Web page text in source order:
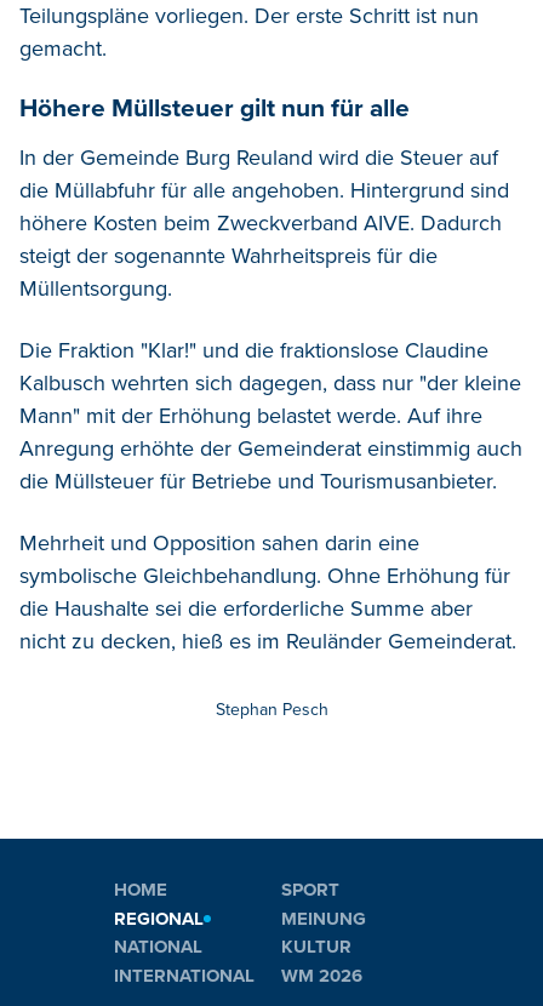
Teilungspläne vorliegen. Der erste Schritt ist nun
gemacht.
Höhere Müllsteuer gilt nun für alle
In der Gemeinde Burg Reuland wird die Steuer auf
die Müllabfuhr für alle angehoben. Hintergrund sind
höhere Kosten beim Zweckverband AIVE. Dadurch
steigt der sogenannte Wahrheitspreis für die
Müllentsorgung.
Die Fraktion "Klar!" und die fraktionslose Claudine
Kalbusch wehrten sich dagegen, dass nur "der kleine
Mann" mit der Erhöhung belastet werde. Auf ihre
Anregung erhöhte der Gemeinderat einstimmig auch
die Müllsteuer für Betriebe und Tourismusanbieter.
Mehrheit und Opposition sahen darin eine
symbolische Gleichbehandlung. Ohne Erhöhung für
die Haushalte sei die erforderliche Summe aber
nicht zu decken, hieß es im Reuländer Gemeinderat.
Stephan Pesch
HOME
REGIONAL
NATIONAL
INTERNATIONAL
SPORT
MEINUNG
KULTUR
WM 2026